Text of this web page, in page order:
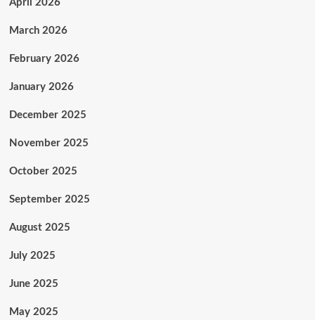
April 2026
March 2026
February 2026
January 2026
December 2025
November 2025
October 2025
September 2025
August 2025
July 2025
June 2025
May 2025